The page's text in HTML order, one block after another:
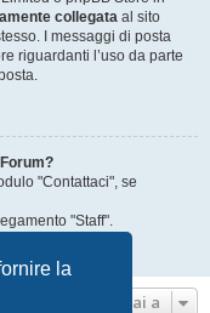
la
collegata al sito
I messaggi di posta
riguardanti l’uso da parte
"Contattaci", se
"Staff".
Vai a